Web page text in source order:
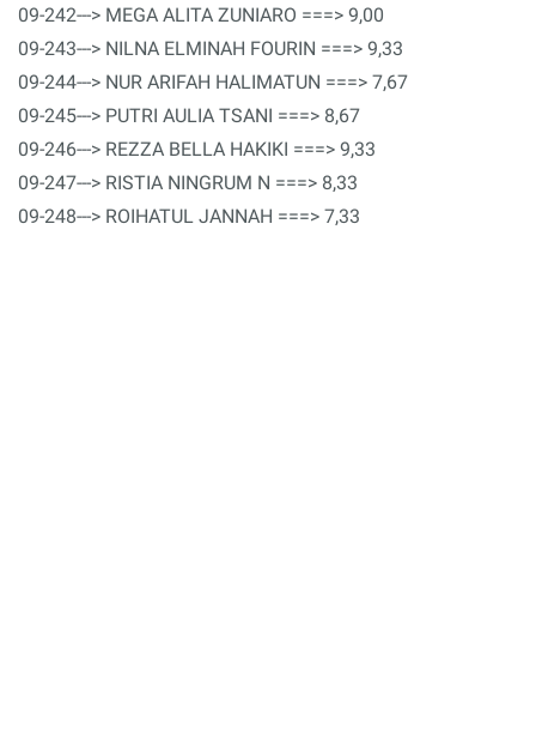
09-242---> MEGA ALITA ZUNIARO ===> 9,00
09-243---> NILNA ELMINAH FOURIN ===> 9,33
09-244---> NUR ARIFAH HALIMATUN ===> 7,67
09-245---> PUTRI AULIA TSANI ===> 8,67
09-246---> REZZA BELLA HAKIKI ===> 9,33
09-247---> RISTIA NINGRUM N ===> 8,33
09-248---> ROIHATUL JANNAH ===> 7,33